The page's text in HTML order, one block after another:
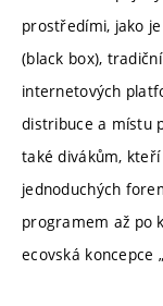
prostředími, jako
(black box),
internetových
distribuce a místu
také divákům,
jednoduchých
programem až po
ecovská koncepce